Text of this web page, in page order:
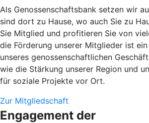
Als Genossenschaftsbank setzen wir
sind dort zu Hause, wo auch Sie zu
Sie Mitglied und profitieren Sie von
die Förderung unserer Mitglieder ist
unseres genossenschaftlichen
wie die Stärkung unserer Region und
für soziale Projekte vor Ort.
Zur Mitgliedschaft
Engagement der